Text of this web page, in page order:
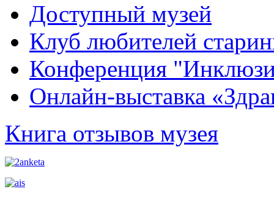
Доступный музей
Клуб любителей
Конференция
Онлайн-выставка
Книга отзывов музея